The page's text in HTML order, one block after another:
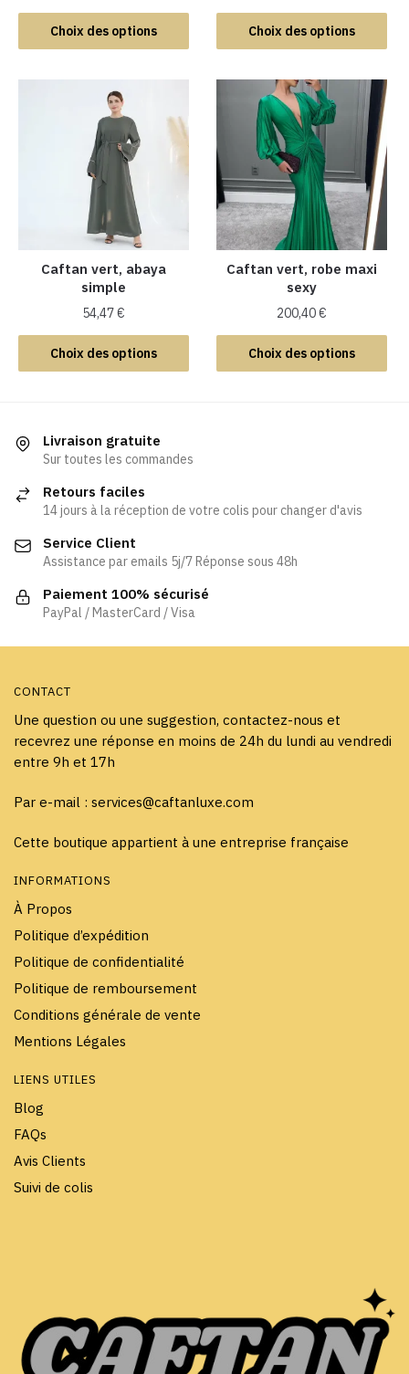
Choix des options
produit
a
variations.
Les
options
peuvent
être
choisies
sur
la
page
du
produit
Choix des options
Ce
produit
plusieurs
variations.
Les
options
peuvent
être
choisies
sur
la
page
du
produit
Caftan vert, abaya
simple
54,47€
Choix des options
Ce
produit
variations.
Les
peuvent
choisies
sur
la
page
Caftan vert, robe maxi
sexy
200,40€
Choix des options
Ce
produit
peuvent
être
Livraison gratuite
Sur toutes les commandes
Retours faciles
14 jours à la réception de votre colis pour changer d'avis
Service Client
Assistance par emails 5j/7 Réponse sous 48h
Paiement 100% sécurisé
PayPal / MasterCard / Visa
CONTACT
Une question ou une suggestion, contactez-nous et
recevrez une réponse en moins de 24h du lundi au vendredi
entre 9h et 17h
Par e-mail : services@caftanluxe.com
Cette boutique appartient à une entreprise française
INFORMATIONS
À Propos
Politique d’expédition
Politique de confidentialité
Politique de remboursement
Conditions générale de vente
Mentions Légales
LIENS UTILES
Blog
FAQs
Avis Clients
Suivi de colis